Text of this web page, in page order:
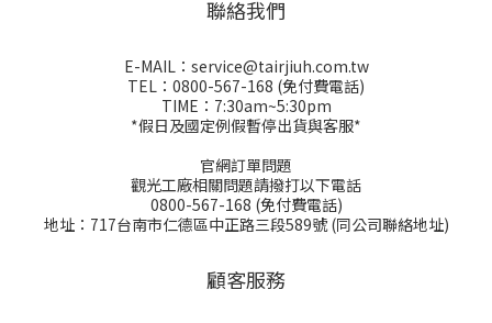
聯絡我們
E-MAIL：service@tairjiuh.com.tw
TEL：0800-567-168 (免付費電話)
TIME：7:30am~5:30pm
*假日及國定例假暫停出貨與客服*
官網訂單問題
觀光工廠相關問題請撥打以下電話
0800-567-168 (免付費電話)
地址：717台南市仁德區中正路三段589號 (同公司聯絡地址)
顧客服務